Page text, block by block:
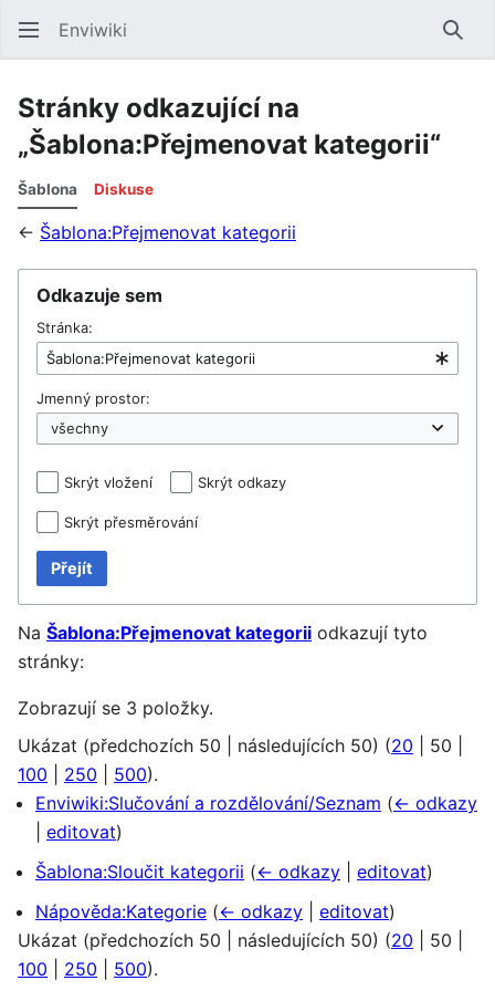
Enviwiki
Stránky odkazující na
„Šablona:Přejmenovat kategorii“
Šablona Diskuse
← Šablona:Přejmenovat kategorii
Odkazuje sem
Stránka:
Jmenný prostor:
Skrýt vložení Skrýt odkazy
Skrýt přesměrování
Přejít
Na Šablona:Přejmenovat kategorii odkazují tyto
stránky:
Zobrazují se 3 položky.
Ukázat (předchozích 50 následujících 50) (20 50
100
250 500).
Enviwiki:Slučování a rozdělování/Seznam (← odkazy
editovat)
Šablona:Sloučit kategorii (← odkazy editovat)
Nápověda:Kategorie (← odkazy editovat)
Ukázat (předchozích 50 následujících 50) (20 50
100
250 500).